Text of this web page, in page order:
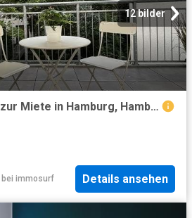
12 bilder
2 Zimmer Wohnung zur Miete in Hamburg, Hamburg
bei immosurf Details ansehen